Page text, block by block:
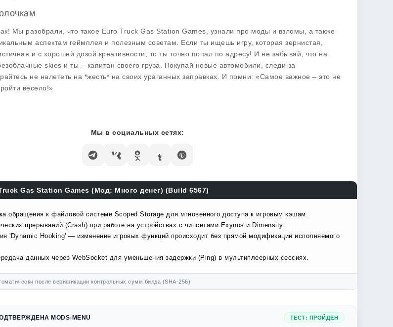
Мы разобрали, что такое Euro Truck Gas Station Games , узнали про моды и взломы, а также
аспектам геймплея и полезным советам. Если ты ищешь игру, которая зернистая,
и с хорошей дозой креативности, то ты точно попал по адресу! И не забывай, что на
skies и ты – капитан своего груза. Покупай новые автомобили, следи за
не налететь на *жесть* на своих ураганных заправках. И помни: «Самое важное – это не
весело!»
Мы в социальных сетях:
Gas Station Games (Мод: Много денег) (Build 6567)
обращения к файловой системе Scoped Storage для мгновенного доступа к игровым кэшам.
прерываний (Crash) при работе на устройствах с чипсетами Exynos и Dimensity.
'Dynamic Hooking' — изменение игровых функций происходит без прямой модификации исполняемого
данных через WebSocket для уменьшения задержки (Ping) в мультиплеерных сессиях.
после верификации контрольных сумм билда (SHA-256).
MODS-MENU ТЕСТ: ПРОЙДЕН